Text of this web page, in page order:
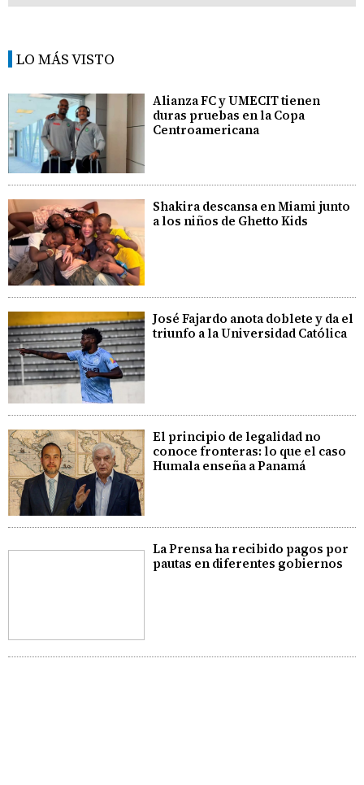
LO MÁS VISTO
Alianza FC y UMECIT tienen
duras pruebas en la Copa
Centroamericana
Shakira descansa en Miami junto
a los niños de Ghetto Kids
José Fajardo anota doblete y da el
triunfo a la Universidad Católica
El principio de legalidad no
conoce fronteras: lo que el caso
Humala enseña a Panamá
La Prensa ha recibido pagos por
pautas en diferentes gobiernos